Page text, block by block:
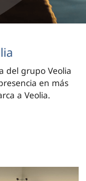
del grupo Veolia
en más
a Veolia.